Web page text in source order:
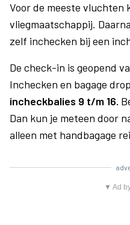
Voor de meeste vluchten
vliegmaatschappij.
zelf inchecken bij een
De check-in is geopend
Inchecken en bagage
incheckbalies 9 t/m 16.
Dan kun je meteen door
alleen met handbagage
▼ Ad